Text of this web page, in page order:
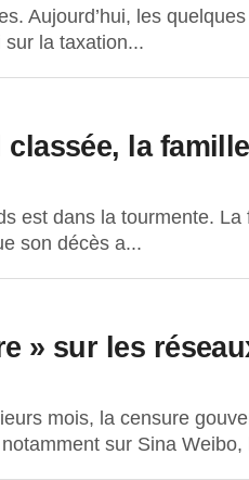
Aujourd’hui, les
la taxation...
la
est dans la tourmente. La
son décès a...
» sur les
mois, la censure
sur Sina Weibo,